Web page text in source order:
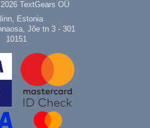
TextGears OÜ
Estonia
Jõe tn 3 - 301
10151